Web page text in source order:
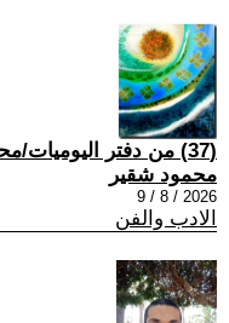
(37) من دفتر اليوميات/محمود شقير71
محمود شقير
2026 / 8 / 9
الادب والفن